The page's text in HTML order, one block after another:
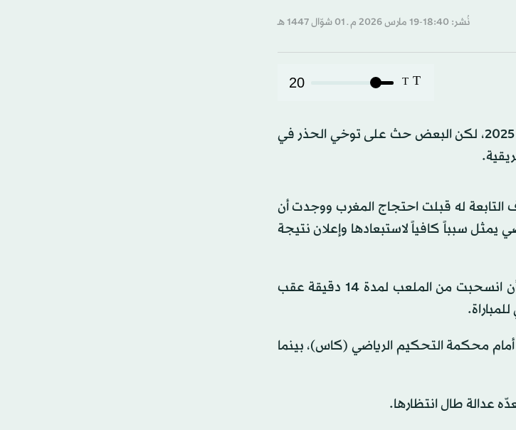
نُشر: 18:40-19 مارس 2026 م ـ 01 شوّال 1447 هـ
T
T
20
رحب ‌مشجعو المغرب بالقرار الذي منح منتخب بلادهم لقب كأس الأمم الأفريقية 2025، لكن البعض حث على توخي الحذر في
التابعة له قبلت احتجاج المغرب ووجدت أن
في 18 يناير (كانون الثاني) الماضي يمثل سبباً كافياً لاستبعادها وإعلان نتيجة
وفازت السنغال بالمباراة النهائية في الرباط بهدف في الوقت الإضافي، لكن بعد أن انسحبت من الملعب لمدة 14 دقيقة عقب
⁠أمام محكمة ​التحكيم ⁠الرياضي (كاس)، بينما
عدالة طال انتظارها.